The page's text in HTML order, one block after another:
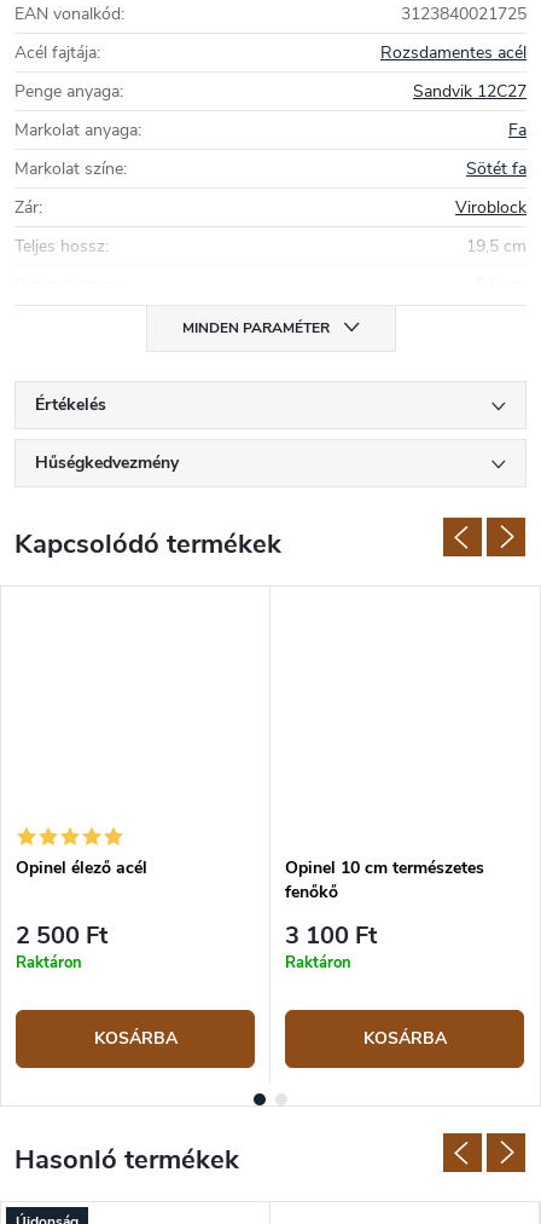
Franciaországból származik, és csak a luxus sorozat vagy ajándék
kések gyártására szolgáló fa kerül behozatalra. A pengék svéd
rozsdamentes acélból, 12C27 Sandvik vagy XC90 szénacélból
készülnek. Magasabb modellek esetén a Viroblock biztosíték
garantálja a biztonságot.
EAN vonalkód:
3123840021725
Acél fajtája:
Rozsdamentes acél
Penge anyaga:
Sandvik 12C27
Markolat anyaga:
Fa
Markolat színe:
Sötét fa
Zár:
Viroblock
Teljes hossz:
19,5 cm
MINDEN PARAMÉTER
Értékelés
Hűségkedvezmény
Kapcsolódó termékek
Opinel élező acél
2 500 Ft
Raktáron
KOSÁRBA
Opinel 10 cm természetes
fenőkő
3 100 Ft
Raktáron
KOSÁRBA